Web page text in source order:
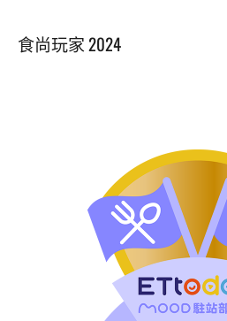
食尚玩家 2024